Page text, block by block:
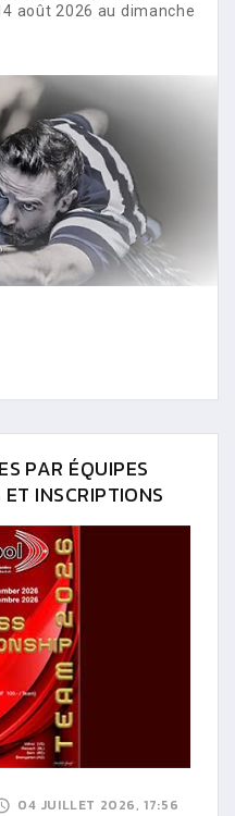
août 2026 au dimanche
PAR ÉQUIPES
INSCRIPTIONS
04 JUILLET 2026, 17:56